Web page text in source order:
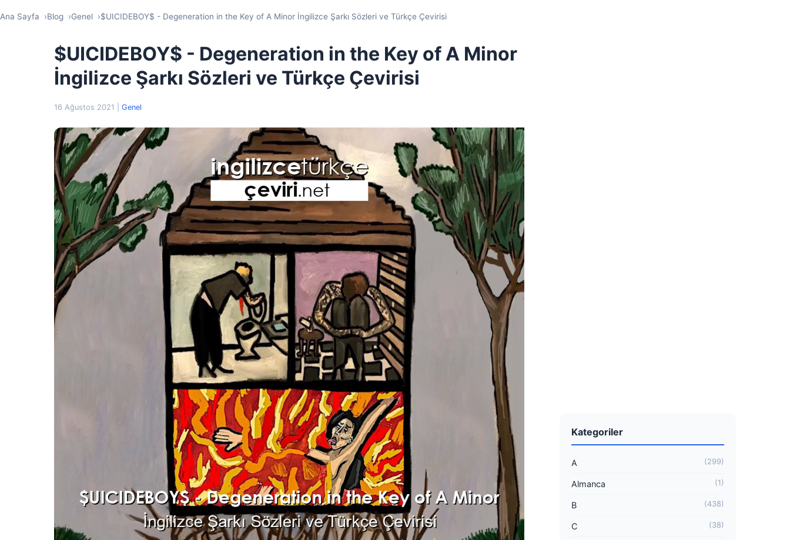
Ana Sayfa Blog Genel $UICIDEBOY$ - Degeneration in the Key of A Minor İngilizce Şarkı Sözleri ve Türkçe Çevirisi
$UICIDEBOY$ - Degeneration in the Key of A Minor
İngilizce Şarkı Sözleri ve Türkçe Çevirisi
16 Ağustos 2021 Genel
Kategoriler
A (299)
Almanca (1)
B (438)
C (38)